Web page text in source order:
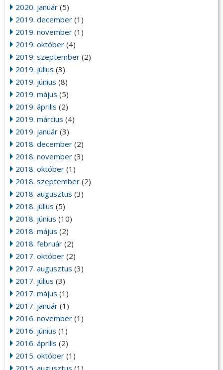
2020. január (5)
2019. december (1)
2019. november (1)
2019. október (4)
2019. szeptember (2)
2019. július (3)
2019. június (8)
2019. május (5)
2019. április (2)
2019. március (4)
2019. január (3)
2018. december (2)
2018. november (3)
2018. október (1)
2018. szeptember (2)
2018. augusztus (3)
2018. július (5)
2018. június (10)
2018. május (2)
2018. február (2)
2017. október (2)
2017. augusztus (3)
2017. július (3)
2017. május (1)
2017. január (1)
2016. november (1)
2016. június (1)
2016. április (2)
2015. október (1)